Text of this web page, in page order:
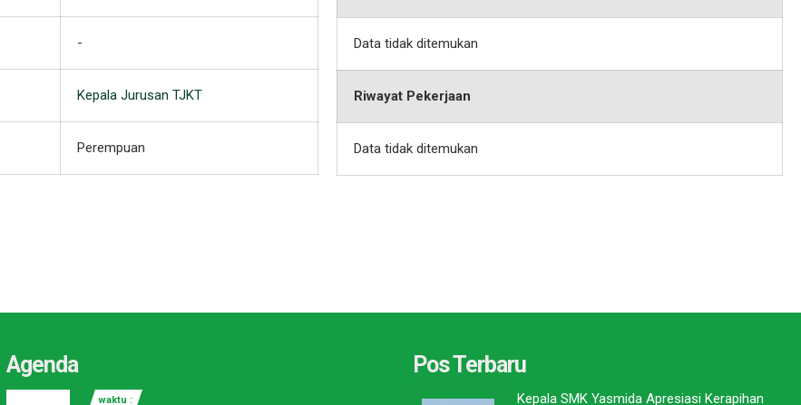
-
Kepala Jurusan TJKT
Perempuan
Data tidak ditemukan
Riwayat Pekerjaan
Data tidak ditemukan
Agenda
waktu :
Pos Terbaru
Kepala SMK Yasmida Apresiasi Kerapihan